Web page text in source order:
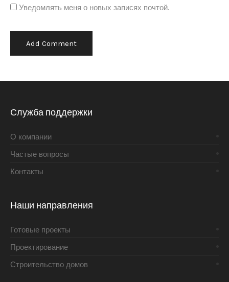
Уведомлять меня о новых записях почтой.
Служба поддержки
О компании
Частые вопросы
Контакты
Наши направления
Готовые проекты
Проектирование
Строительство домов